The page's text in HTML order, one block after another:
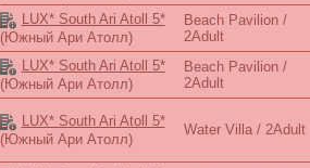
LUX* South Ari Atoll 5*
(Южный Ари Атолл)
Beach Pavilion /
2Adult
LUX* South Ari Atoll 5*
(Южный Ари Атолл)
Beach Pavilion /
2Adult
LUX* South Ari Atoll 5*
(Южный Ари Атолл)
Water Villa / 2Adult